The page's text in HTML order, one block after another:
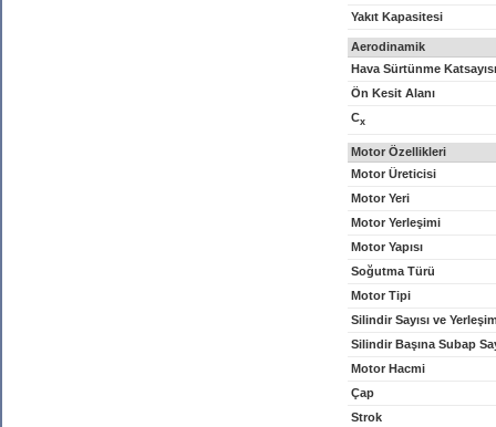
Yakıt Kapasitesi
Aerodinamik
Hava Sürtünme Katsayısı
Ön Kesit Alanı
Cx
Motor Özellikleri
Motor Üreticisi
Motor Yeri
Motor Yerleşimi
Motor Yapısı
Soğutma Türü
Motor Tipi
Silindir Sayısı ve
Silindir Başına Subap
Motor Hacmi
Çap
Strok